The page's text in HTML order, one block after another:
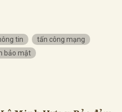
tin
tấn công mạng
bảo mật